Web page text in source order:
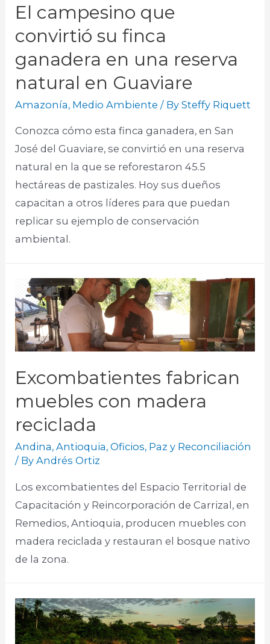
El campesino que
convirtió su finca
ganadera en una reserva
natural en Guaviare
Amazonía, Medio Ambiente / BySteffy Riquett
Conozca cómo esta finca ganadera, en San
José del Guaviare, se convirtió en una reserva
natural en la que se reforestaron 45.5
hectáreas de pastizales. Hoy sus dueños
capacitan a otros líderes para que puedan
replicar su ejemplo de conservación
ambiental.​
Excombatientes fabrican
muebles con madera
reciclada
Andina,Antioquia,Oficios, Paz y Reconciliación
/ ByAndrés Ortiz
Los excombatientes del Espacio Territorial de
Capacitación y Reincorporación de Carrizal, en
Remedios, Antioquia, producen muebles con
madera reciclada y restauran el bosque nativo
de la zona.